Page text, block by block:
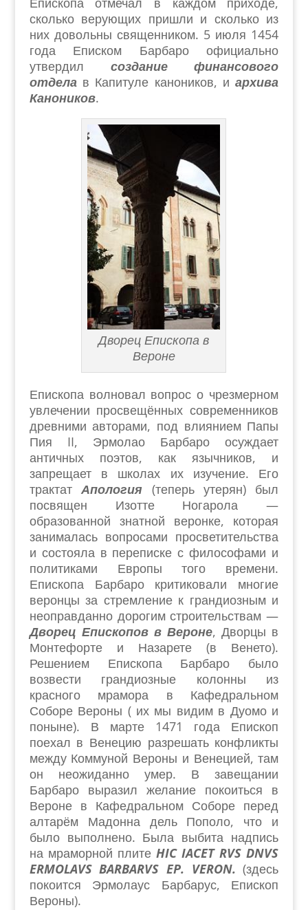
сколько верующих пришли и сколько из
них довольны священником. 5 июля 1454
года Еписком Барбаро официально
утвердил создание финансового
отдела в Капитуле каноников, иархива
Каноников.
Дворец Епископа в
Вероне
Епископа волновал вопрос о чрезмерном
увлечении просвещённых современников
древними авторами, под влиянием Папы
Пия II, Эрмолао Барбаро осуждает
античных поэтов, как язычников, и
запрещает в школах их изучение. Его
трактатАпология (теперь утерян) был
посвящен Изотте Ногарола —
образованной знатной веронке, которая
занималась вопросами просветительства
и состояла в переписке с философами и
политиками Европы того времени.
Епископа Барбаро критиковали многие
веронцы за стремление к грандиозным и
неоправданно дорогим строительствам —
Дворец Епископов в Вероне, Дворцы в
Монтефорте и Назарете (в Венето).
Решением Епископа Барбаро было
возвести грандиозные колонны из
красного мрамора в Кафедральном
Соборе Вероны ( их мы видим в Дуомо и
поныне). В марте 1471 года Епископ
поехал в Венецию разрешать конфликты
между Коммуной Вероны и Венецией, там
он неожиданно умер. В завещании
Барбаро выразил желание покоиться в
Вероне в Кафедральном Соборе перед
алтарём Мадонна дель Пополо, что и
было выполнено. Была выбита надпись
на мраморной плите HIC IACET RVS DNVS
ERMOLAVS BARBARVS EP. VERON. (здесь
покоится Эрмолаус Барбарус, Епископ
Вероны).